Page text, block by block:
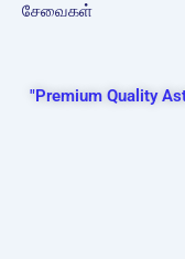
சேவைகள்
"Premium Quality